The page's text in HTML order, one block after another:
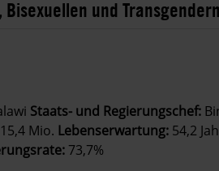
und Transgendern
Staats- und Regierungschef:
15,4 Mio. Lebenserwartung: 54,2
73,7%